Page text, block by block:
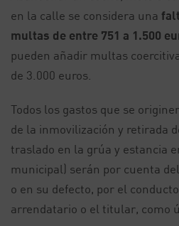
en la calle se considera una
multas de entre 751 a 1.500
pueden añadir multas
de 3.000 euros.
Todos los gastos que se
de la inmovilización y retirada
traslado en la grúa y estancia
municipal) serán por cuenta
o en su defecto, por el
arrendatario o el titular, como